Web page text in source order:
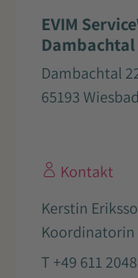
EVIM
Dambachtal
Dambachtal
65193
Kontakt
Kerstin
Koordinatorin
T +49 611